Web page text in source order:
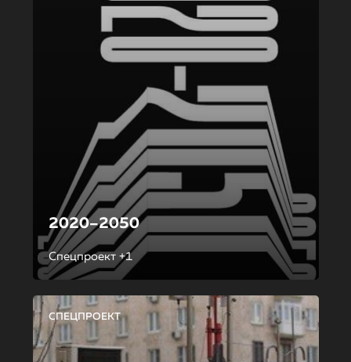
2020–2050
Спецпроект +1
СПЕЦПРОЕКТ